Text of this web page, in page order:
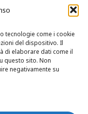
tecnologie come i cookie
del dispositivo. Il
di elaborare dati come il
questo sito. Non
negativamente su